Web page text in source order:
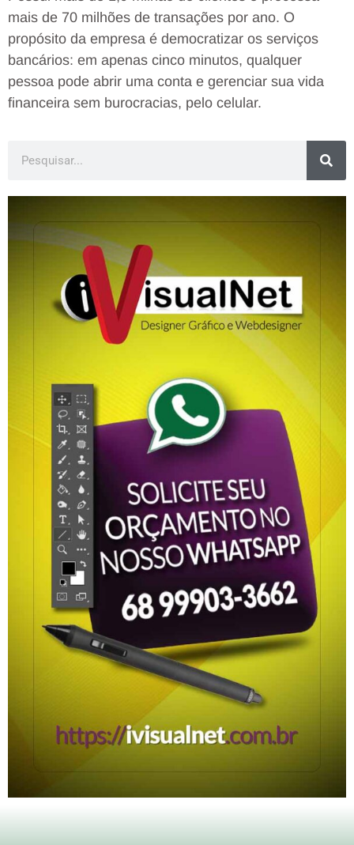
mais de 70 milhões de transações por ano. O
propósito da empresa é democratizar os serviços
bancários: em apenas cinco minutos, qualquer
pessoa pode abrir uma conta e gerenciar sua vida
financeira sem burocracias, pelo celular.